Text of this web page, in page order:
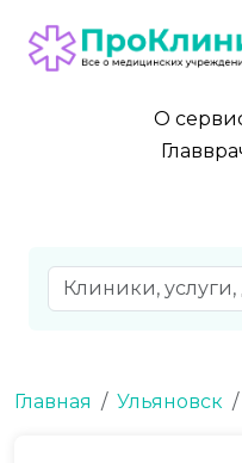
О
Главная Ульяновск